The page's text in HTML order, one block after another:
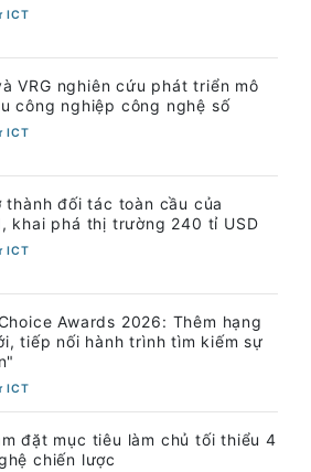
ICT
VRG nghiên cứu phát triển mô
công nghiệp công nghệ số
ICT
thành đối tác toàn cầu của
khai phá thị trường 240 tỉ USD
ICT
Awards 2026: Thêm hạng
tiếp nối hành trình tìm kiếm sự
ICT
đặt mục tiêu làm chủ tối thiểu 4
chiến lược